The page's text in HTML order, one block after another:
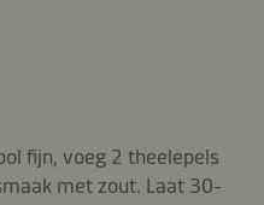
fijn, voeg 2 theelepels
met zout. Laat 30-